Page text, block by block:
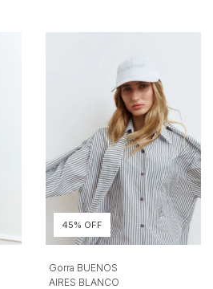
45% OFF
Gorra BUENOS
AIRES BLANCO